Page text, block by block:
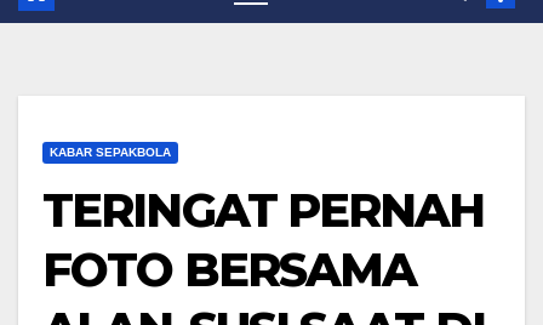
KABAR SEPAKBOLA
TERINGAT PERNAH
FOTO BERSAMA